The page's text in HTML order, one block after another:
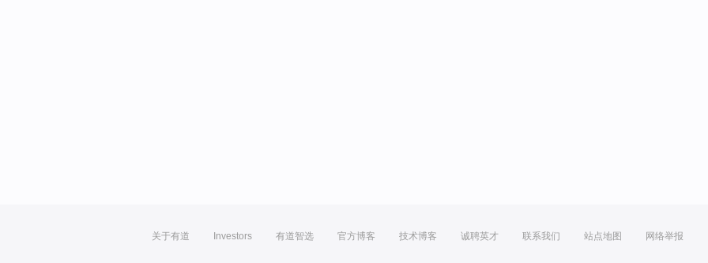
关于有道 Investors 有道智选 官方博客 技术博客 诚聘英才 联系我们 站点地图 网络举报